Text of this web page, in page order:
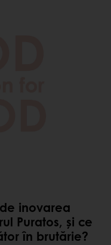
inovarea
Puratos, și ce
în brutărie?